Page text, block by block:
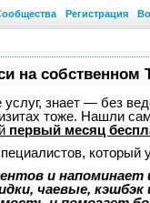
Регистрация
на собственном
услуг, знает — без
тоже. Нашли
первый месяц
который
и напоминает
чаевые,